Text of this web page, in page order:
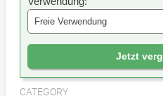
Jetzt
CATEGORY